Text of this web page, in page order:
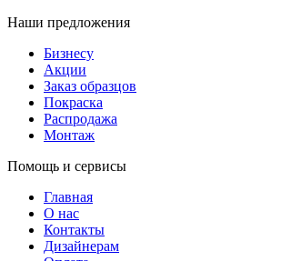
Наши предложения
Бизнесу
Акции
Заказ образцов
Покраска
Распродажа
Монтаж
Помощь и сервисы
Главная
О нас
Контакты
Дизайнерам